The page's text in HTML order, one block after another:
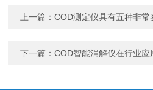
上一篇：COD测定仪具有五种非常
下一篇：COD智能消解仪在行业应